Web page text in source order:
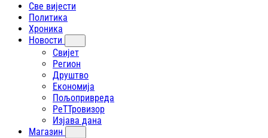
Све вијести
Политика
Хроника
Новости
Свијет
Регион
Друштво
Економија
Пољопривреда
РеТТровизор
Изјава дана
Магазин